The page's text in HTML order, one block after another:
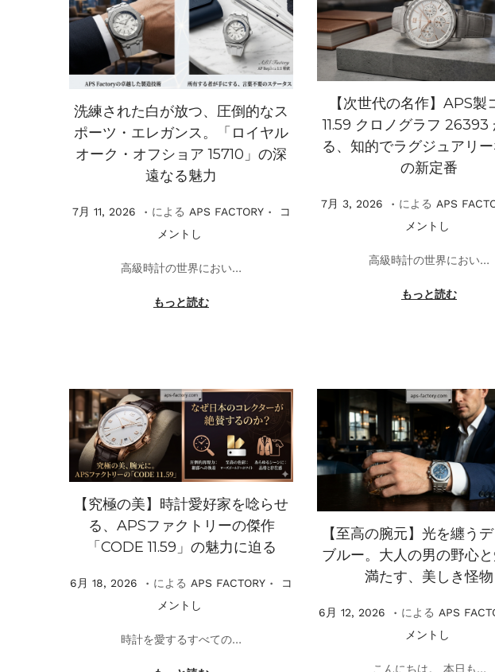
洗練された白が放つ、圧倒的なス
ポーツ・エレガンス。「ロイヤル
オーク・オフショア 15710」の深
遠なる魅力
掲
7月 11, 2026
7
1
6
. による APS FACTORY .
コ
メントし
高級時計の世界におい…
もっと読む
【次世代の名作】APS製
11.59 クロノグラフ 26393
る、知的でラグジュアリ
の新定番
掲
7月 3, 2026
7
,
. による APS
メントし
高級時計の世界におい…
もっと読む
【究極の美】時計愛好家を唸らせ
る、APSファクトリーの傑作
「CODE 11.59」の魅力に迫る
掲
6月 18, 2026
6
8
. による APS FACTORY .
コ
メントし
時計を愛するすべての…
【至高の腕元】光を纏う
ブルー。大人の男の野心
満たす、美しき怪物
掲
6月 12, 2026
6. による APS
メントし
こんにちは。 本日も…